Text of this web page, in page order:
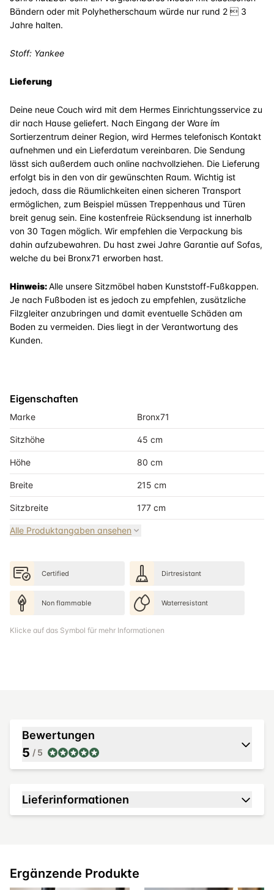
Bändern oder mit Polyhetherschaum würde nur rund 2  3
Jahre halten.
Stoff: Yankee
Lieferung
Deine neue Couch wird mit dem Hermes Einrichtungsservice zu
dir nach Hause geliefert. Nach Eingang der Ware ím
Sortierzentrum deiner Region, wird Hermes telefonisch Kontakt
aufnehmen und ein Lieferdatum vereinbaren. Die Sendung
lässt sich außerdem auch online nachvollziehen. Die Lieferung
erfolgt bis in den von dir gewünschten Raum. Wichtig ist
jedoch, dass die Räumlichkeiten einen sicheren Transport
ermöglichen, zum Beispiel müssen Treppenhaus und Türen
breit genug sein. Eine kostenfreie Rücksendung ist innerhalb
von 30 Tagen möglich. Wir empfehlen die Verpackung bis
dahin aufzubewahren. Du hast zwei Jahre Garantie auf Sofas,
welche du bei Bronx71 erworben hast.
Hinweis:Alle unsere Sitzmöbel haben Kunststoff-Fußkappen.
Je nach Fußboden ist es jedoch zu empfehlen, zusätzliche
Filzgleiter anzubringen und damit eventuelle Schäden am
Boden zu vermeiden. Dies liegt in der Verantwortung des
Kunden.
Eigenschaften
Marke Bronx71
Sitzhöhe 45 cm
Höhe 80 cm
Breite 215 cm
Sitzbreite 177 cm
Alle Produktangaben ansehen
Certified Dirtresistant
Non flammable Waterresistant
Klicke auf das Symbol für mehr Informationen
Bewertungen
5 / 5
Lieferinformationen
Ergänzende Produkte